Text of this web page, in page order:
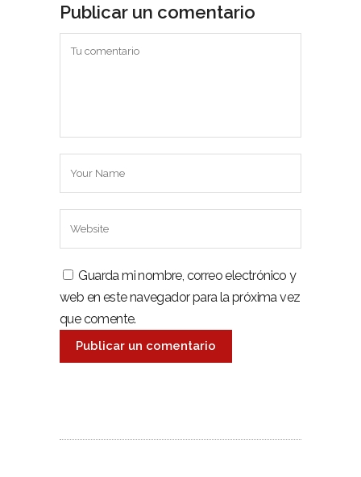
Publicar un comentario
Guarda mi nombre, correo electrónico y
web en este navegador para la próxima vez
que comente.